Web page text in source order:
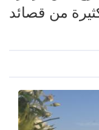
من قصائد